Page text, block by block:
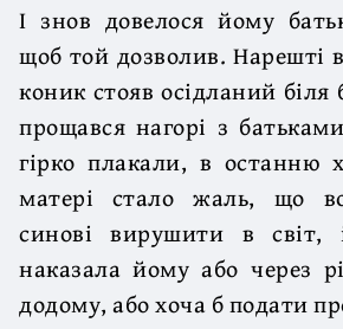
І знов довелося йому
щоб той дозволив. Нарешті
коник стояв осідланий
прощався нагорі з
гірко плакали, в останню
матері стало жаль, що
синові вирушити в світ,
наказала йому або через
додому, або хоча б подати